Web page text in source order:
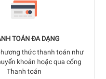
TOÁN ĐA DẠNG
thức thanh toán như
khoản hoặc qua cổng
Thanh toán